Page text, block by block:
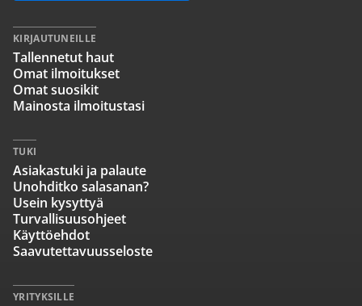
KIRJAUTUNEILLE
Tallennetut haut
Omat ilmoitukset
Omat suosikit
Mainosta ilmoitustasi
TUKI
Asiakastuki ja palaute
Unohditko salasanan?
Usein kysyttyä
Turvallisuusohjeet
Käyttöehdot
Saavutettavuusseloste
YRITYKSILLE